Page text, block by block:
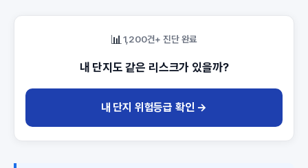
📊 1,200건+ 진단 완료
내 단지도 같은 리스크가 있을까?
내 단지 위험등급 확인 →